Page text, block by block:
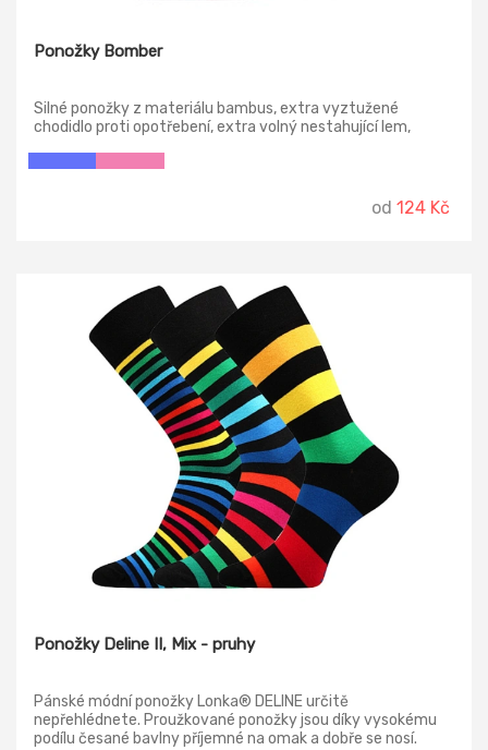
Ponožky Bomber
Silné ponožky z materiálu bambus, extra vyztužené
chodidlo proti opotřebení, extra volný nestahující lem,
od 124 Kč
Ponožky Deline II, Mix - pruhy
Pánské módní ponožky Lonka® DELINE určitě
nepřehlédnete. Proužkované ponožky jsou díky vysokému
podílu česané bavlny příjemné na omak a dobře se nosí.